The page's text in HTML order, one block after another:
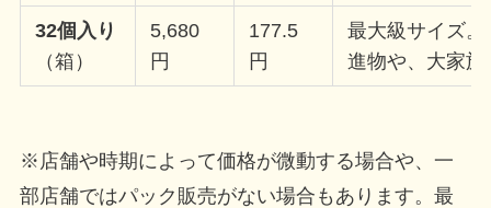
32個入り
（箱）
5,680
円
177.5
円
最大級サイズ
進物や、大家
※店舗や時期によって価格が微動する場合や、一
部店舗ではパック販売がない場合もあります。最